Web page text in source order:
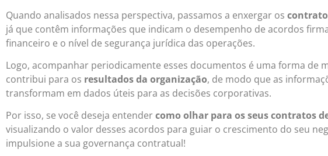
Quando analisados nessa perspectiva, passamos a enxergar os
já que contêm informações que indicam o desempenho de acordos
financeiro e o nível de segurança jurídica das operações.
Logo, acompanhar periodicamente esses documentos é uma forma de
contribui para os resultados da organização, de modo que as
transformam em dados úteis para as decisões corporativas.
Por isso, se você deseja entendercomo olhar para os seus contratos
visualizando o valor desses acordos para guiar o crescimento do seu
impulsione a sua governança contratual!